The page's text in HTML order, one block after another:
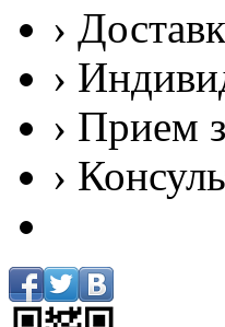
›
›
› Прием
›